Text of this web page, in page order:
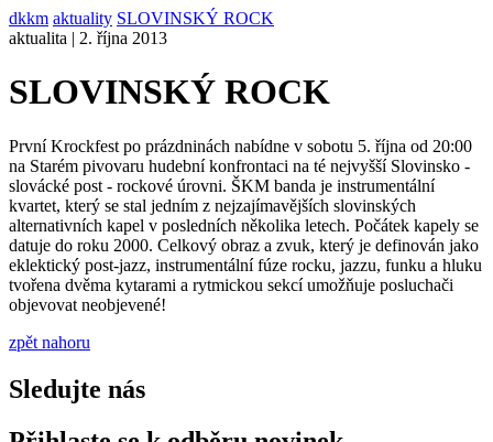
dkkm aktuality SLOVINSKÝ ROCK
aktualita | 2. října 2013
SLOVINSKÝ ROCK
První Krockfest po prázdninách nabídne v sobotu 5. října od 20:00
na Starém pivovaru hudební konfrontaci na té nejvyšší Slovinsko -
slovácké post - rockové úrovni. ŠKM banda je instrumentální
kvartet, který se stal jedním z nejzajímavějších slovinských
alternativních kapel v posledních několika letech. Počátek kapely se
datuje do roku 2000. Celkový obraz a zvuk, který je definován jako
eklektický post-jazz, instrumentální fúze rocku, jazzu, funku a hluku
tvořena dvěma kytarami a rytmickou sekcí umožňuje posluchači
objevovat neobjevené!
zpět nahoru
Sledujte nás